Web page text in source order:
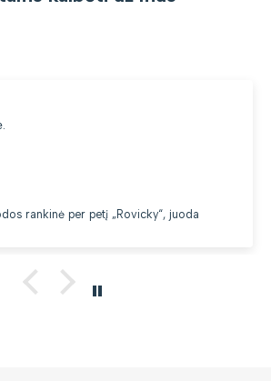
juoda Kuprinė